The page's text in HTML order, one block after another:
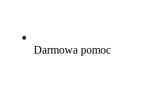
Darmowa pomoc